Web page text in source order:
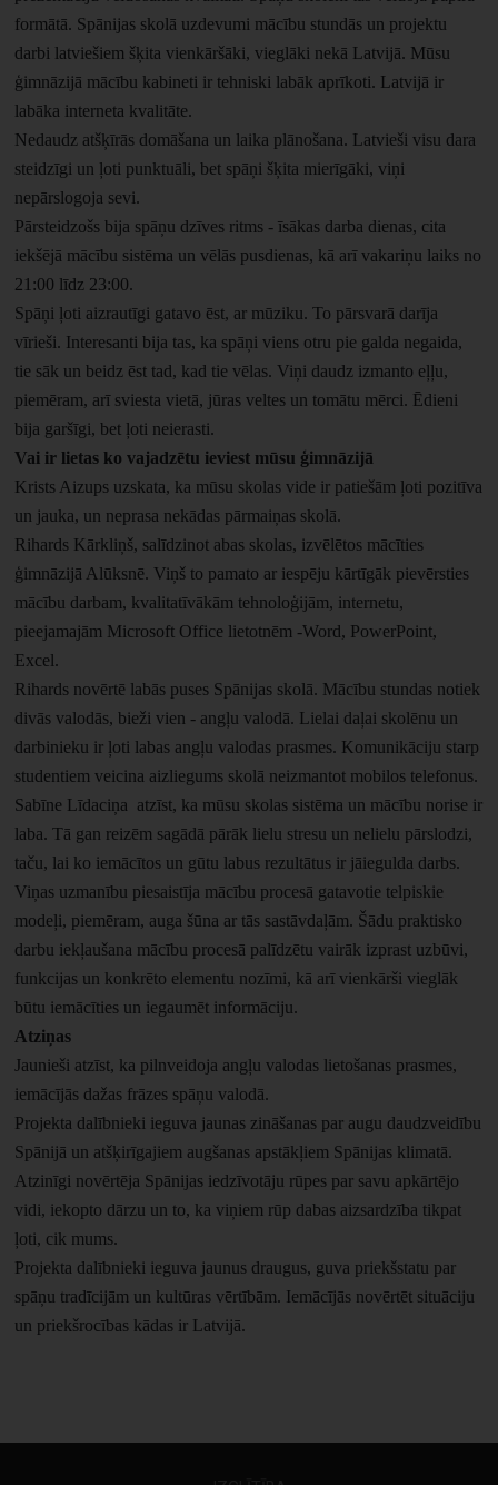
formātā. Spānijas skolā uzdevumi mācību stundās un projektu
darbi latviešiem šķita vienkāršāki, vieglāki nekā Latvijā. Mūsu
ģimnāzijā mācību kabineti ir tehniski labāk aprīkoti. Latvijā ir
labāka interneta kvalitāte.
Nedaudz atšķīrās domāšana un laika plānošana. Latvieši visu dara
steidzīgi un ļoti punktuāli, bet spāņi šķita mierīgāki, viņi
nepārslogoja sevi.
Pārsteidzošs bija spāņu dzīves ritms - īsākas darba dienas, cita
iekšējā mācību sistēma un vēlās pusdienas, kā arī vakariņu laiks no
21:00 līdz 23:00.
Spāņi ļoti aizrautīgi gatavo ēst, ar mūziku. To pārsvarā darīja
vīrieši. Interesanti bija tas, ka spāņi viens otru pie galda negaida,
tie sāk un beidz ēst tad, kad tie vēlas. Viņi daudz izmanto eļļu,
piemēram, arī sviesta vietā, jūras veltes un tomātu mērci. Ēdieni
bija garšīgi, bet ļoti neierasti.
Vai ir lietas ko vajadzētu ieviest mūsu ģimnāzijā
Krists Aizups uzskata, ka mūsu skolas vide ir patiešām ļoti pozitīva
un jauka, un neprasa nekādas pārmaiņas skolā.
Rihards Kārkliņš, salīdzinot abas skolas, izvēlētos mācīties
ģimnāzijā Alūksnē. Viņš to pamato ar iespēju kārtīgāk pievērsties
mācību darbam, kvalitatīvākām tehnoloģijām, internetu,
pieejamajām Microsoft Office lietotnēm -Word, PowerPoint,
Excel.
Rihards novērtē labās puses Spānijas skolā. Mācību stundas notiek
divās valodās, bieži vien - angļu valodā. Lielai daļai skolēnu un
darbinieku ir ļoti labas angļu valodas prasmes. Komunikāciju starp
studentiem veicina aizliegums skolā neizmantot mobilos telefonus.
Sabīne Līdaciņa atzīst, ka mūsu skolas sistēma un mācību norise ir
laba. Tā gan reizēm sagādā pārāk lielu stresu un nelielu pārslodzi,
taču, lai ko iemācītos un gūtu labus rezultātus ir jāiegulda darbs.
Viņas uzmanību piesaistīja mācību procesā gatavotie telpiskie
modeļi, piemēram, auga šūna ar tās sastāvdaļām. Šādu praktisko
darbu iekļaušana mācību procesā palīdzētu vairāk izprast uzbūvi,
funkcijas un konkrēto elementu nozīmi, kā arī vienkārši vieglāk
būtu iemācīties un iegaumēt informāciju.
Atziņas
Jaunieši atzīst, ka pilnveidoja angļu valodas lietošanas prasmes,
iemācījās dažas frāzes spāņu valodā.
Projekta dalībnieki ieguva jaunas zināšanas par augu daudzveidību
Spānijā un atšķirīgajiem augšanas apstākļiem Spānijas klimatā.
Atzinīgi novērtēja Spānijas iedzīvotāju rūpes par savu apkārtējo
vidi, iekopto dārzu un to, ka viņiem rūp dabas aizsardzība tikpat
ļoti, cik mums.
Projekta dalībnieki ieguva jaunus draugus, guva priekšstatu par
spāņu tradīcijām un kultūras vērtībām. Iemācījās novērtēt situāciju
un priekšrocības kādas ir Latvijā.